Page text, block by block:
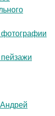
фотографии